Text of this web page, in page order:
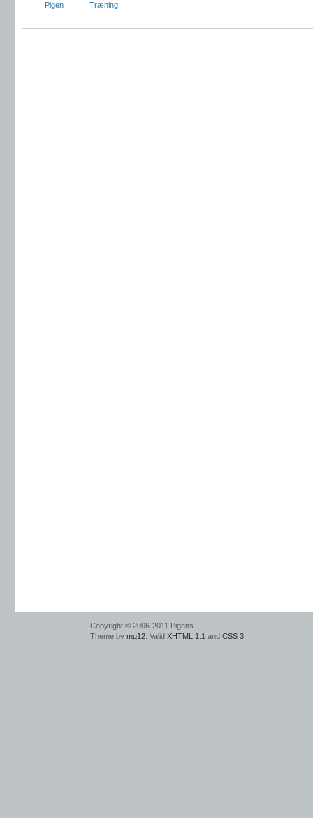
Pigen Træning
Copyright © 2006-2011 Pigens
Theme by mg12 . Valid XHTML 1.1 and CSS 3